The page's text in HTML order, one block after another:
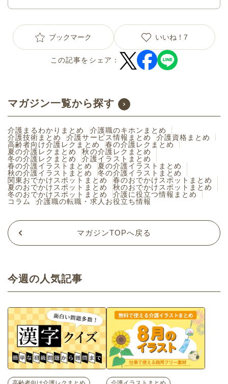
ブックマーク いいね！ 7
この記事をシェア：
マガジン一覧から探す
介護まるわかりまとめ
介護職のキホンまとめ
介護技術まとめ
介護サービス情報まとめ
介護資格まとめ
高齢者向け介護レクまとめ
春の介護レクまとめ
夏の介護レクまとめ
秋の介護レクまとめ
冬の介護レクまとめ
介護イラストまとめ
春の介護イラストまとめ
夏の介護イラストまとめ
秋の介護イラストまとめ
冬の介護イラストまとめ
関東おでかけスポットまとめ
春のおでかけスポットまとめ
夏のおでかけスポットまとめ
秋のおでかけスポットまとめ
冬のおでかけスポットまとめ
介護に役立つ情報まとめ
コラム
介護職の転職・求人お役立ち情報
マガジンTOPへ戻る
今週の人気記事